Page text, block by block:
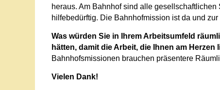
heraus. Am Bahnhof sind alle
hilfebedürftig. Die Bahnhofmission ist da und
Was würden Sie in Ihrem Arbeitsumfeld
hätten, damit die Arbeit, die Ihnen am
Bahnhofsmissionen brauchen präsentere
Vielen Dank!